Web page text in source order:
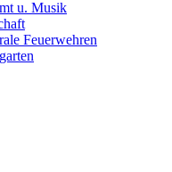
u. Musik
Feuerwehren